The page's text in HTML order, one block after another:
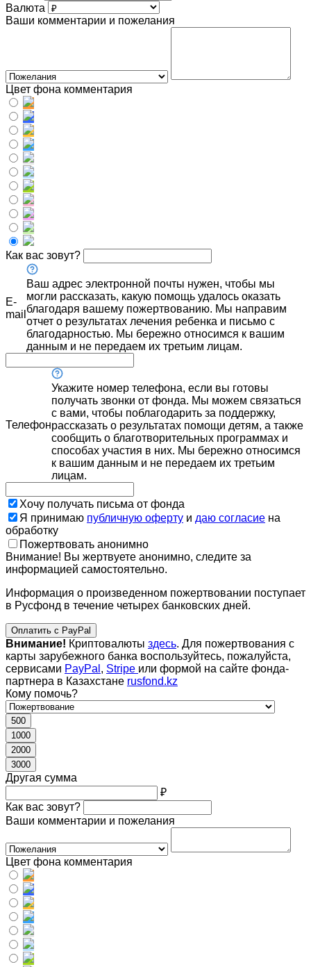
Валюта
Ваши комментарии и пожелания
Цвет фона комментария
Как вас зовут?
E-
mail
Ваш адрес электронной почты нужен, чтобы мы
могли рассказать, какую помощь удалось оказать
благодаря вашему пожертвованию. Мы направим
отчет о результатах лечения ребенка и письмо с
благодарностью. Мы бережно относимся к вашим
данным и не передаем их третьим лицам.
Телефон
Укажите номер телефона, если вы готовы
получать звонки от фонда. Мы можем связаться
с вами, чтобы поблагодарить за поддержку,
рассказать о результатах помощи детям, а также
сообщить о благотворительных программах и
способах участия в них. Мы бережно относимся
к вашим данным и не передаем их третьим
лицам.
Хочу получать письма от фонда
Я принимаю публичную оферту и даю согласие на
обработку
Пожертвовать анонимно
Внимание! Вы жертвуете анонимно, следите за
информацией самостоятельно.
Информация о произведенном пожертвовании поступает
в Русфонд в течение четырех банковских дней.
Оплатить с PayPal
Внимание! Криптовалюты здесь. Для пожертвования с
карты зарубежного банка воспользуйтесь, пожалуйста,
сервисами PayPal , Stripe или формой на сайте фонда-
партнера в Казахстане rusfond.kz
Кому помочь?
500
1000
2000
3000
Другая сумма
₽
Как вас зовут?
Ваши комментарии и пожелания
Цвет фона комментария